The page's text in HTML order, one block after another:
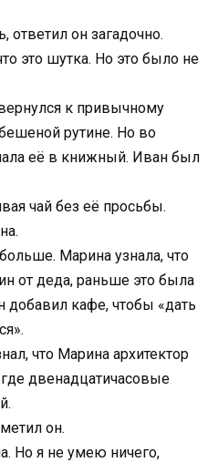
ответил он загадочно.
это шутка. Но это было не
к привычному
рутине. Но во
её в книжный. Иван был
чай без её просьбы.
Марина узнала, что
от деда, раньше это была
добавил кафе, чтобы «дать
что Марина архитектор
двенадцатичасовые
он.
Но я не умею ничего,